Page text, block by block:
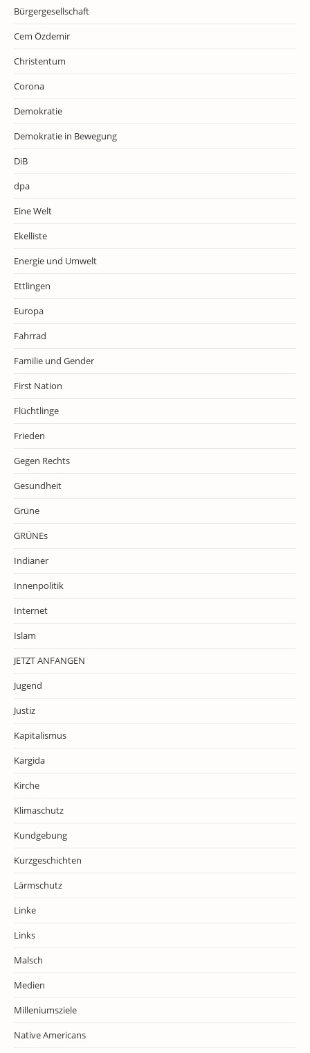
Bürgergesellschaft
Cem Özdemir
Christentum
Corona
Demokratie
Demokratie in Bewegung
DiB
dpa
Eine Welt
Ekelliste
Energie und Umwelt
Ettlingen
Europa
Fahrrad
Familie und Gender
First Nation
Flüchtlinge
Frieden
Gegen Rechts
Gesundheit
Grüne
GRÜNEs
Indianer
Innenpolitik
Internet
Islam
JETZT ANFANGEN
Jugend
Justiz
Kapitalismus
Kargida
Kirche
Klimaschutz
Kundgebung
Kurzgeschichten
Lärmschutz
Linke
Links
Malsch
Medien
Milleniumsziele
Native Americans